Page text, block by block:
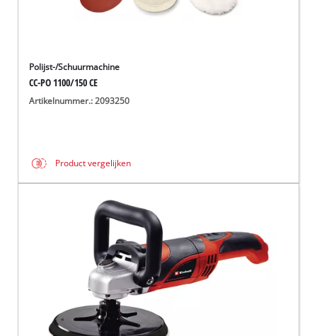
Polijst-/Schuurmachine
CC-PO 1100/150 CE
Artikelnummer.: 2093250
Product vergelijken